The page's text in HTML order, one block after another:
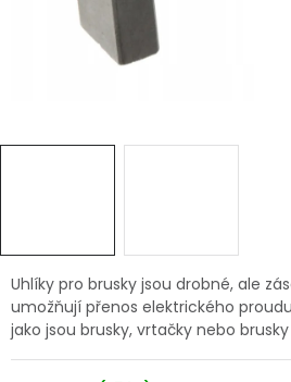
Vánoce
Značky
Uhlíky pro brusky jsou drobné, ale
umožňují přenos elektrického
jako jsou brusky, vrtačky nebo